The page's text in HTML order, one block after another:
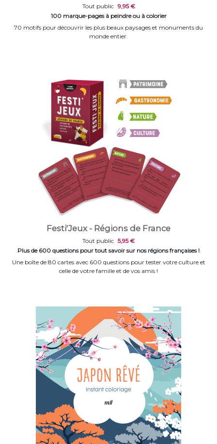
Tout public 9,95 €
100 marque-pages à peindre ou à colorier
70 motifs pour découvrir les plus beaux paysages et monuments du
monde entier.
Festi'Jeux - Régions de France
Tout public 5,95 €
Plus de 600 questions pour tout savoir sur nos régions françaises !
Une boîte de 80 cartes avec 600 questions pour tester votre culture et
celle de votre famille et de vos amis !